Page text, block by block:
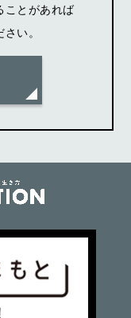
ことがあれば
い。